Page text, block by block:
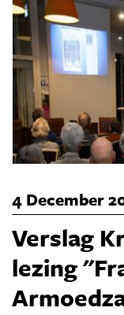
4 December
Verslag
lezing